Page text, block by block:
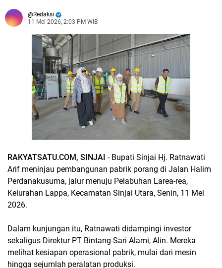
Redaksi
11 Mei 2026, 2:03 PM WIB
RAKYATSATU.COM, SINJAI - Bupati Sinjai Hj. Ratnawati
Arif meninjau pembangunan pabrik porang di Jalan Halim
Perdanakusuma, jalur menuju Pelabuhan Larea-rea,
Kelurahan Lappa, Kecamatan Sinjai Utara, Senin, 11 Mei
2026.
Dalam kunjungan itu, Ratnawati didampingi investor
sekaligus Direktur PT Bintang Sari Alami, Alin. Mereka
melihat kesiapan operasional pabrik, mulai dari mesin
hingga sejumlah peralatan produksi.